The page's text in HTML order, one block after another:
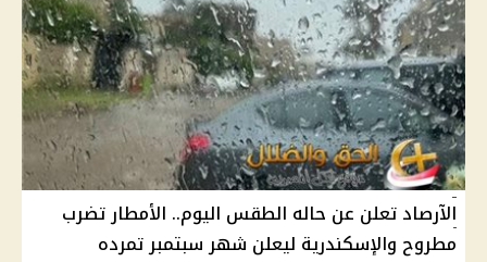
الآرصاد تعلن عن حاله الطقس اليوم.. الأمطار تضرب
مطروح والإسكندرية ليعلن شهر سبتمبر تمرده